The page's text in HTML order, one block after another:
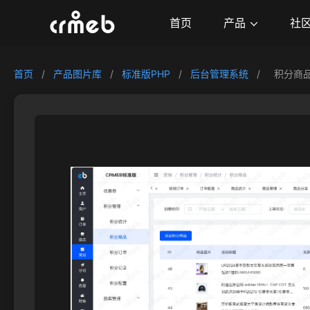
首页 产品 社
首页 / 产品图片库 / 标准版PHP / 后台管理系统 / 积分商